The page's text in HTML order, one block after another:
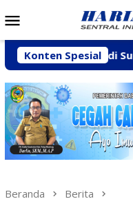
ke
Mobile
Konten Spesial
C di Sungai
Beranda Berita